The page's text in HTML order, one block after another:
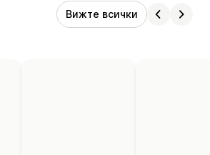
Вижте всички